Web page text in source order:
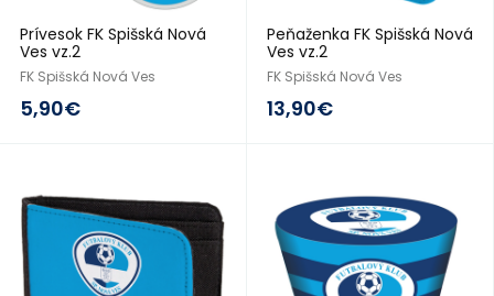
Prívesok FK Spišská Nová
Ves vz.2
FK Spišská Nová Ves
5,90€
Peňaženka FK Spišská Nová
Ves vz.2
FK Spišská Nová Ves
13,90€